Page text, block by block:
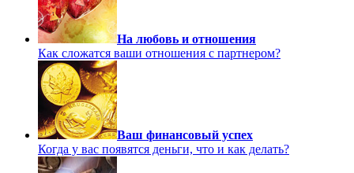
На любовь и отношения
Как сложатся ваши отношения с партнером?
Ваш финансовый успех
Когда у вас появятся деньги, что и как делать?